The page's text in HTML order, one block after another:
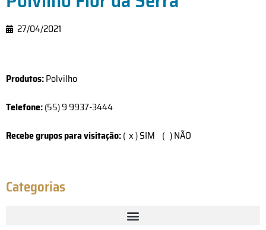
27/04/2021
Produtos:Polvilho
Telefone:(55) 9 9937-3444
Recebe grupos para visitação:( x ) SIM ( ) NÃO
Categorias